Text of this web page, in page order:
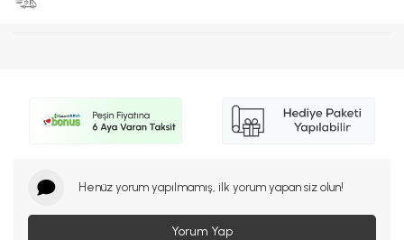
Henüz yorum yapılmamış, ilk yorum yapan siz olun!
Yorum Yap